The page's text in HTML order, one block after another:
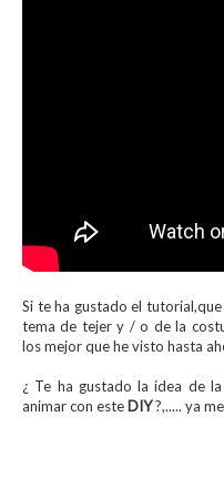
Si te ha gustado el
tema de tejer y / o de la
los mejor que he visto hasta
¿ Te ha gustado la idea de la
animar con este DIY?,..... ya